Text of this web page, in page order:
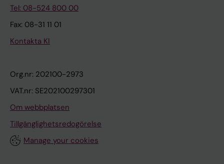
Tel: 08-524 800 00
Fax: 08-31 11 01
Kontakta KI
Org.nr: 202100-2973
VAT.nr: SE202100297301
Om webbplatsen
Tillgänglighetsredogörelse
Manage your cookies